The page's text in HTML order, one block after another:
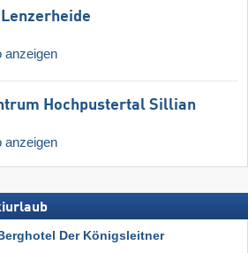
anzeigen
Hochpustertal Sillian
anzeigen
Der Königsleitner